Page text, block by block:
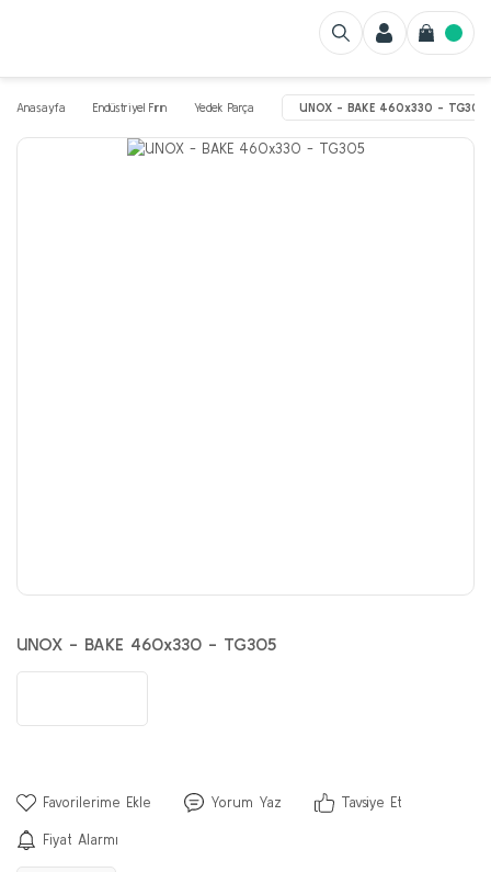
Anasayfa Endüstriyel Fırın Yedek Parça UNOX - BAKE 460x330 - TG305
UNOX - BAKE 460x330 - TG305
Yorum Yaz Tavsiye Et
Fiyat Alarmı